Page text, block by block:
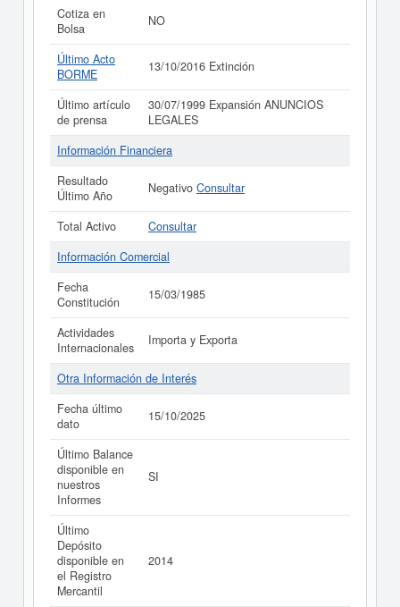
Cotiza en
Bolsa
NO
Último Acto
BORME
13/10/2016 Extinción
Último artículo
de prensa
30/07/1999 Expansión ANUNCIOS
LEGALES
Información Financiera
Resultado
Último Año
Negativo Consultar
Total Activo
Consultar
Información Comercial
Fecha
Constitución
15/03/1985
Actividades
Internacionales
Importa y Exporta
Otra Información de Interés
Fecha último
dato
15/10/2025
Último Balance
disponible en
nuestros
Informes
SI
Último
Depósito
disponible en
el Registro
Mercantil
2014